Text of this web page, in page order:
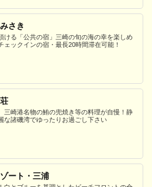
さき
ける「公共の宿」三崎の旬の海の幸を楽しめ
ェックインの宿・最長20時間滞在可能！
三崎港名物の鮪の兜焼き等の料理が自慢！静
な諸磯湾でゆったりお過ごし下さい
ート・三浦